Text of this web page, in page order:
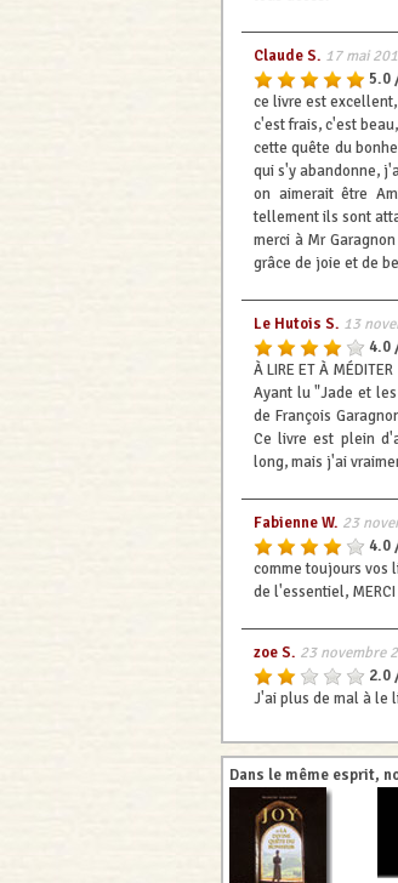
Claude S. 17 mai
5.0
ce livre est
c'est frais, c'est
cette quête du
qui s'y abandonne,
on aimerait être
tellement ils sont
merci à Mr
grâce de joie et de
Le Hutois S. 13
4.0
À LIRE ET À MÉDITER
Ayant lu "Jade et
de François
Ce livre est plein
long, mais j'ai
Fabienne W. 23
4.0
comme toujours vos
de l'essentiel, MERCI
zoe S. 23 novembre
2.0
J'ai plus de mal à le
Dans le même esprit,